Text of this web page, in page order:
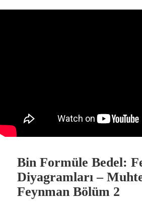
Bin Formüle Bedel:
Diyagramları –
Feynman Bölüm 2